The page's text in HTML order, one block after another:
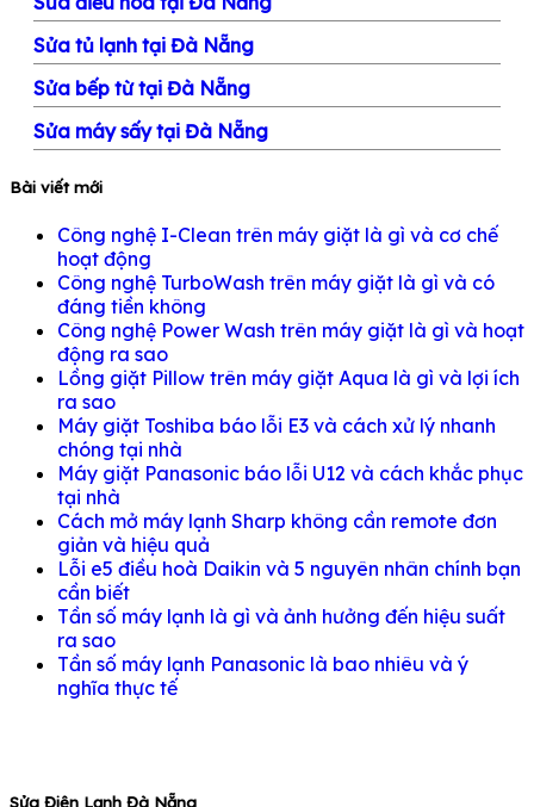
Sửa tủ lạnh tại Đà Nẵng
Sửa bếp từ tại Đà Nẵng
Sửa máy sấy tại Đà Nẵng
Bài viết mới
Công nghệ I-Clean trên máy giặt là gì và cơ chế
hoạt động
Công nghệ TurboWash trên máy giặt là gì và có
đáng tiền không
Công nghệ Power Wash trên máy giặt là gì và hoạt
động ra sao
Lồng giặt Pillow trên máy giặt Aqua là gì và lợi ích
ra sao
Máy giặt Toshiba báo lỗi E3 và cách xử lý nhanh
chóng tại nhà
Máy giặt Panasonic báo lỗi U12 và cách khắc phục
tại nhà
Cách mở máy lạnh Sharp không cần remote đơn
giản và hiệu quả
Lỗi e5 điều hoà Daikin và 5 nguyên nhân chính bạn
cần biết
Tần số máy lạnh là gì và ảnh hưởng đến hiệu suất
ra sao
Tần số máy lạnh Panasonic là bao nhiêu và ý
nghĩa thực tế
Sửa Điện Lạnh Đà Nẵng